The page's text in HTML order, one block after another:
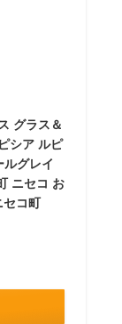
グラス＆
シア ルピ
グレイ
ニセコ お
セコ町